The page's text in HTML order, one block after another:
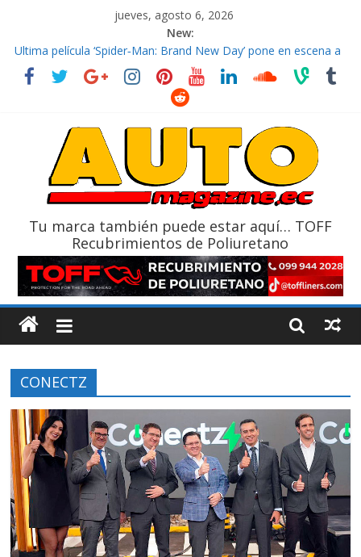
jueves, agosto 6, 2026
New:
El costo de tener un vehículo gana protagonismo a la hora de
decidir
Ultima película ‘Spider‑Man: Brand New Day’ pone en escena a
La Vuelta al Ecuador 2026, edición 47ª, recorre 7 provincias en 8
La FEDAK recibe 12 Sinotruk Bolden para cubrir las rutas de La
Tu marca también puede estar aquí… TOFF
Recubrimientos de Poliuretano
CONECTZ